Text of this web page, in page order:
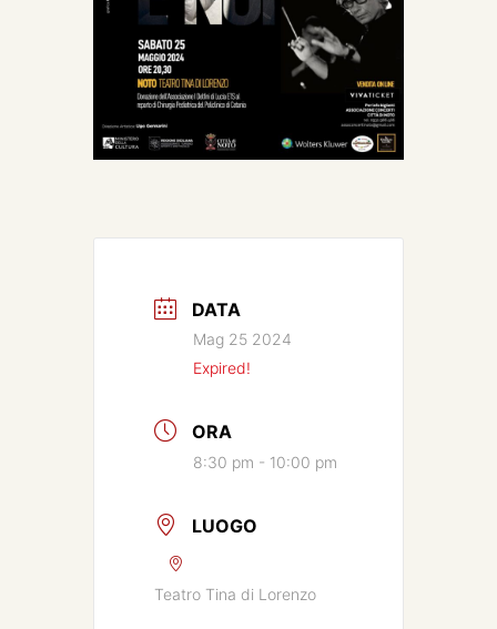
DATA
Mag 25 2024
Expired!
ORA
8:30 pm - 10:00 pm
LUOGO
Teatro Tina di Lorenzo